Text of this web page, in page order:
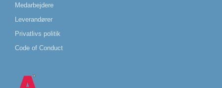
Medarbejdere
Leverandører
Privatlivs politik
Code of Conduct